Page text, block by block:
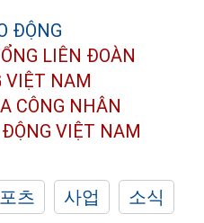
LIÊN ĐOÀN
VIỆT NAM
CÔNG NHÂN
VIỆT NAM
츠 사업
소식